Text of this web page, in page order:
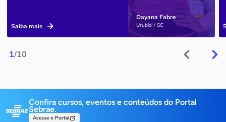
1/10
Dayana Fabre
Urubici / SC
Saiba mais
Confira cursos, eventos e conteúdos do Portal
Sebrae.
Acesse o Portal